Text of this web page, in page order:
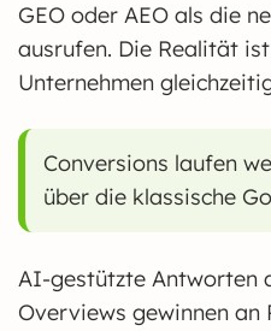
GEO oder AEO als die
ausrufen. Die Realität
Unternehmen
Conversions laufen
über die klassische
AI-gestützte Antworten
Overviews gewinnen an